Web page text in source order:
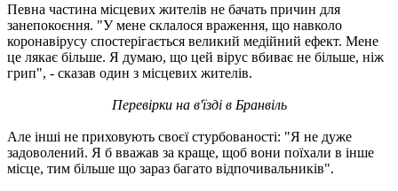
Певна частина місцевих жителів не бачать причин для
занепокоєння. "У мене склалося враження, що навколо
коронавірусу спостерігається великий медійний ефект. Мене
це лякає більше. Я думаю, що цей вірус вбиває не більше, ніж
грип", - сказав один з місцевих жителів.
Перевірки на в'їзді в Бранвіль
Але інші не приховують своєї стурбованості: "Я не дуже
задоволений. Я б вважав за краще, щоб вони поїхали в інше
місце, тим більше що зараз багато відпочивальників".